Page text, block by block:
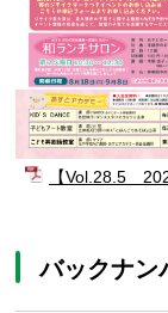
【Vol.28.5
バックナン